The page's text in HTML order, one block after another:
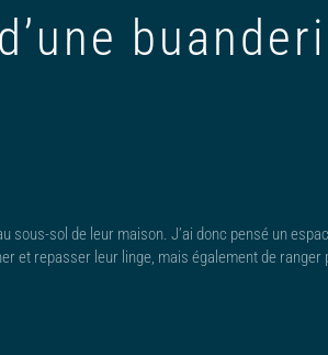
sous-sol de leur maison. J’ai donc pensé un
et repasser leur linge, mais également de ranger